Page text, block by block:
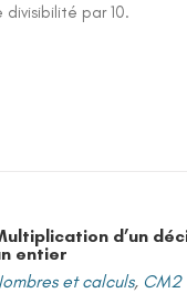
divisibilité par 10.
d’un
entier
et calculs, CM2